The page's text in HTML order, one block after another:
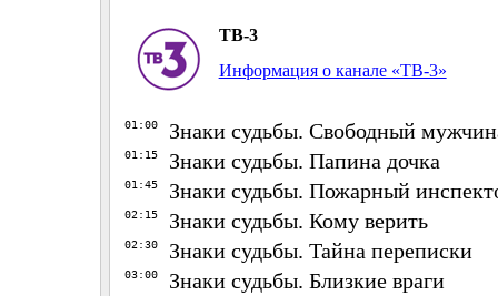
ТВ-3
Информация о канале «ТВ-3»
01:00 Знаки судьбы. Свободный
01:15 Знаки судьбы. Папина дочка
01:45 Знаки судьбы. Пожарный
02:15 Знаки судьбы. Кому верить
02:30 Знаки судьбы. Тайна переписки
03:00 Знаки судьбы. Близкие враги